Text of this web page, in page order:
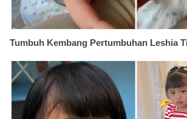
Tumbuh Kembang Pertumbuhan Leshia